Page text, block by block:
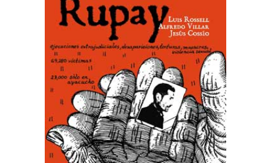
AÑADIR AL CARRITO